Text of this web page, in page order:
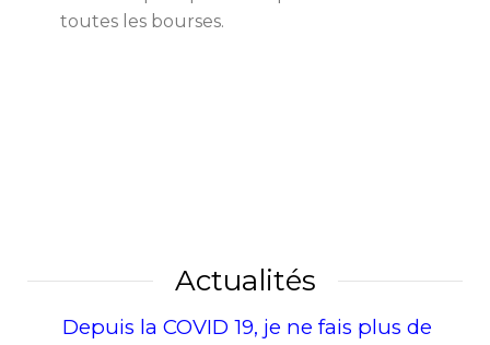
toutes les bourses.
Actualités
Depuis la COVID 19, je ne fais plus de